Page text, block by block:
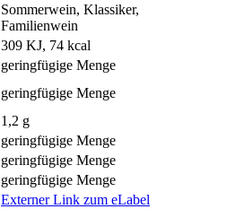
Sommerwein, Klassiker,
Familienwein
309 KJ, 74 kcal
geringfügige Menge
geringfügige Menge
1,2 g
geringfügige Menge
geringfügige Menge
geringfügige Menge
Externer Link zum eLabel